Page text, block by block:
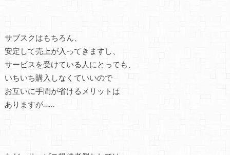
サブスクはもちろん、
安定して売上が入ってきますし、
サービスを受けている人にとっても、
いちいち購入しなくていいので
お互いに手間が省けるメリットは
ありますが……